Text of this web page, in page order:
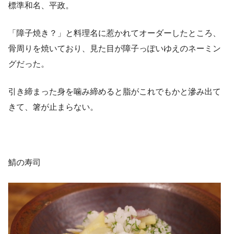
標準和名、平政。
「障子焼き？」と料理名に惹かれてオーダーしたところ、
骨周りを焼いており、見た目が障子っぽいゆえのネーミン
グだった。
引き締まった身を噛み締めると脂がこれでもかと滲み出て
きて、箸が止まらない。
鯖の寿司